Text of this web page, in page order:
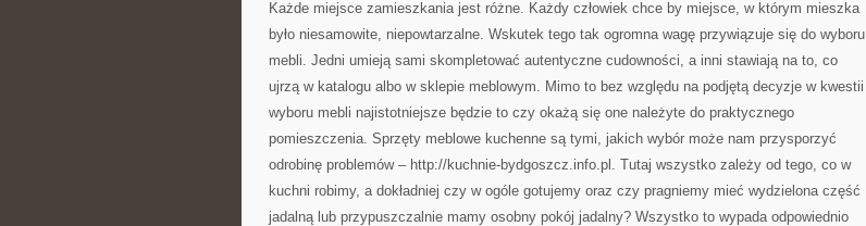
Każde miejsce zamieszkania jest różne. Każdy człowiek chce by miejsce, w którym mieszka
było niesamowite, niepowtarzalne. Wskutek tego tak ogromna wagę przywiązuje się do wyboru
mebli. Jedni umieją sami skompletować autentyczne cudowności, a inni stawiają na to, co
ujrzą w katalogu albo w sklepie meblowym. Mimo to bez względu na podjętą decyzje w kwestii
wyboru mebli najistotniejsze będzie to czy okażą się one należyte do praktycznego
pomieszczenia. Sprzęty meblowe kuchenne są tymi, jakich wybór może nam przysporzyć
odrobinę problemów – http://kuchnie-bydgoszcz.info.pl. Tutaj wszystko zależy od tego, co w
kuchni robimy, a dokładniej czy w ogóle gotujemy oraz czy pragniemy mieć wydzielona część
jadalną lub przypuszczalnie mamy osobny pokój jadalny? Wszystko to wypada odpowiednio